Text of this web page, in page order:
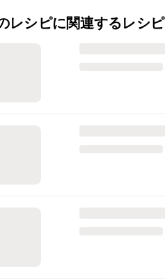
レシピに関連するレシピ